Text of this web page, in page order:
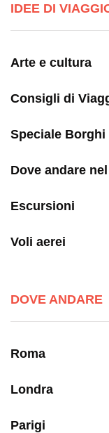
IDEE DI
Arte e cultura
Consigli di
Speciale Borghi
Dove andare
Escursioni
Voli aerei
DOVE ANDARE
Roma
Londra
Parigi